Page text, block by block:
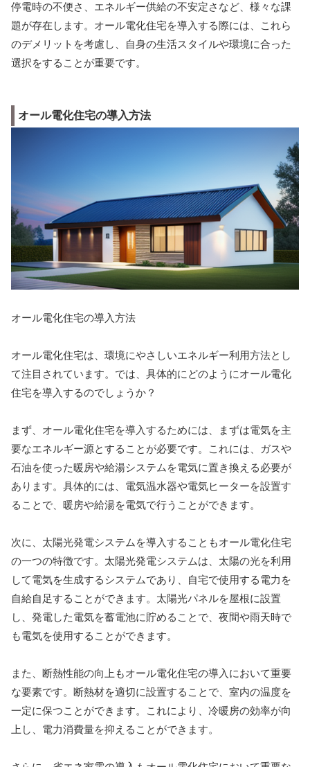
停電時の不便さ、エネルギー供給の不安定さなど、様々な課
題が存在します。オール電化住宅を導入する際には、これら
のデメリットを考慮し、自身の生活スタイルや環境に合った
選択をすることが重要です。
オール電化住宅の導入方法
オール電化住宅の導入方法
オール電化住宅は、環境にやさしいエネルギー利用方法とし
て注目されています。では、具体的にどのようにオール電化
住宅を導入するのでしょうか？
まず、オール電化住宅を導入するためには、まずは電気を主
要なエネルギー源とすることが必要です。これには、ガスや
石油を使った暖房や給湯システムを電気に置き換える必要が
あります。具体的には、電気温水器や電気ヒーターを設置す
ることで、暖房や給湯を電気で行うことができます。
次に、太陽光発電システムを導入することもオール電化住宅
の一つの特徴です。太陽光発電システムは、太陽の光を利用
して電気を生成するシステムであり、自宅で使用する電力を
自給自足することができます。太陽光パネルを屋根に設置
し、発電した電気を蓄電池に貯めることで、夜間や雨天時で
も電気を使用することができます。
また、断熱性能の向上もオール電化住宅の導入において重要
な要素です。断熱材を適切に設置することで、室内の温度を
一定に保つことができます。これにより、冷暖房の効率が向
上し、電力消費量を抑えることができます。